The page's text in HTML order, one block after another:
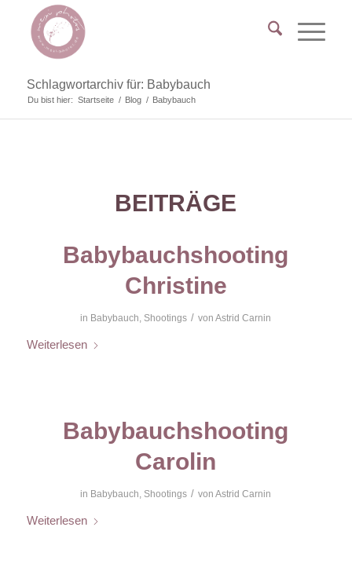
Schlagwortarchiv für: Babybauch
Du bist hier: Startseite / Blog / Babybauch
BEITRÄGE
Babybauchshooting
Christine
in Babybauch, Shootings / vonAstrid Carnin
Weiterlesen
Babybauchshooting
Carolin
in Babybauch, Shootings / vonAstrid Carnin
Weiterlesen